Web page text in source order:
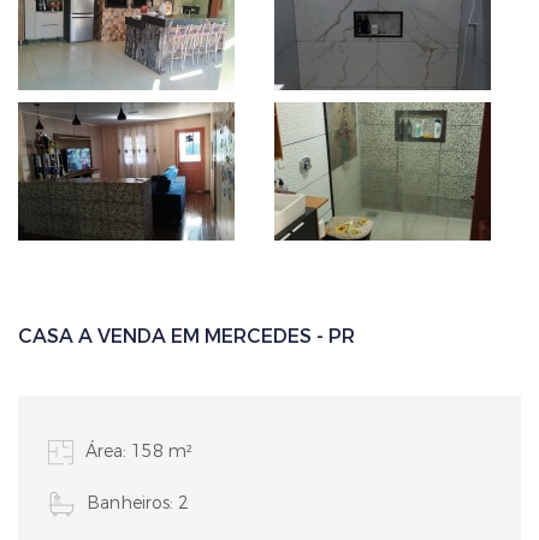
CASA A VENDA EM MERCEDES - PR
Área: 158 m²
Banheiros: 2